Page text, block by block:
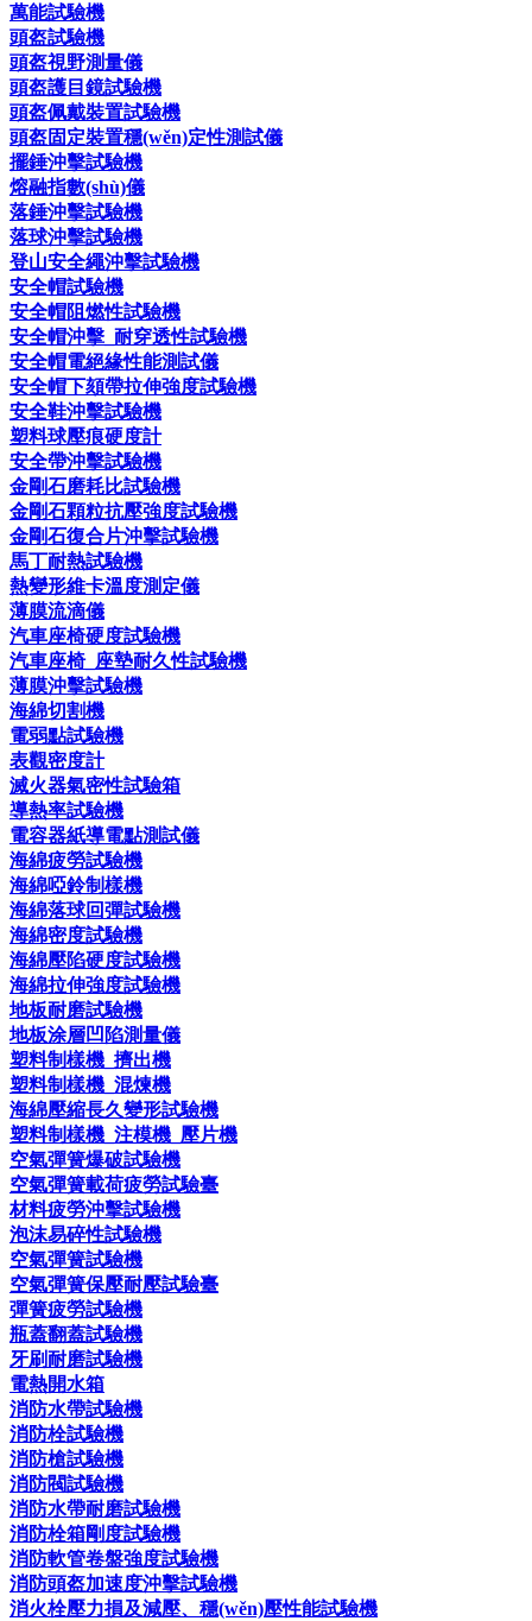
萬能試驗機
頭盔試驗機
頭盔視野測量儀
頭盔護目鏡試驗機
頭盔佩戴裝置試驗機
頭盔固定裝置穩(wěn)定性測試儀
擺錘沖擊試驗機
熔融指數(shù)儀
落錘沖擊試驗機
落球沖擊試驗機
登山安全繩沖擊試驗機
安全帽試驗機
安全帽阻燃性試驗機
安全帽沖擊_耐穿透性試驗機
安全帽電絕緣性能測試儀
安全帽下頦帶拉伸強度試驗機
安全鞋沖擊試驗機
塑料球壓痕硬度計
安全帶沖擊試驗機
金剛石磨耗比試驗機
金剛石顆粒抗壓強度試驗機
金剛石復合片沖擊試驗機
馬丁耐熱試驗機
熱變形維卡溫度測定儀
薄膜流滴儀
汽車座椅硬度試驗機
汽車座椅_座墊耐久性試驗機
薄膜沖擊試驗機
海綿切割機
電弱點試驗機
表觀密度計
滅火器氣密性試驗箱
導熱率試驗機
電容器紙導電點測試儀
海綿疲勞試驗機
海綿啞鈴制樣機
海綿落球回彈試驗機
海綿密度試驗機
海綿壓陷硬度試驗機
海綿拉伸強度試驗機
地板耐磨試驗機
地板涂層凹陷測量儀
塑料制樣機_擠出機
塑料制樣機_混煉機
海綿壓縮長久變形試驗機
塑料制樣機_注模機_壓片機
空氣彈簧爆破試驗機
空氣彈簧載荷疲勞試驗臺
材料疲勞沖擊試驗機
泡沫易碎性試驗機
空氣彈簧試驗機
空氣彈簧保壓耐壓試驗臺
彈簧疲勞試驗機
瓶蓋翻蓋試驗機
牙刷耐磨試驗機
電熱開水箱
消防水帶試驗機
消防栓試驗機
消防槍試驗機
消防閥試驗機
消防水帶耐磨試驗機
消防栓箱剛度試驗機
消防軟管卷盤強度試驗機
消防頭盔加速度沖擊試驗機
消火栓壓力損及減壓、穩(wěn)壓性能試驗機